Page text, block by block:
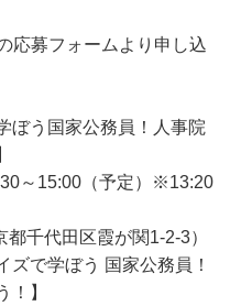
応募フォームより申し込
ぼう国家公務員！人事院
～15:00（予定）※13:20
千代田区霞が関1-2-3）
ズで学ぼう 国家公務員！
！】